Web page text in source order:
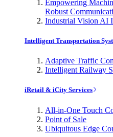
Empowering
Robust
Industrial Vision AI
Intelligent Transportation
Adaptive Traffic
Intelligent Railway
iRetail & iCity Services
All-in-One Touch
Point of Sale
Ubiquitous Edge